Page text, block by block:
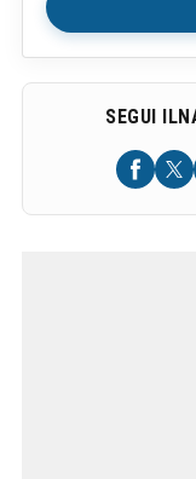
SEGUI